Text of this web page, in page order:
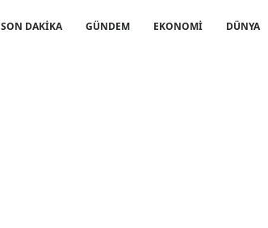
SON DAKİKA GÜNDEM EKONOMİ DÜNYA